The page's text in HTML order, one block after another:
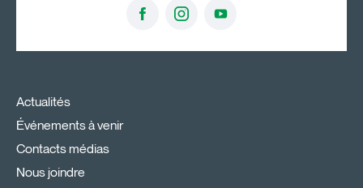
Actualités
Événements à venir
Contacts médias
Nous joindre